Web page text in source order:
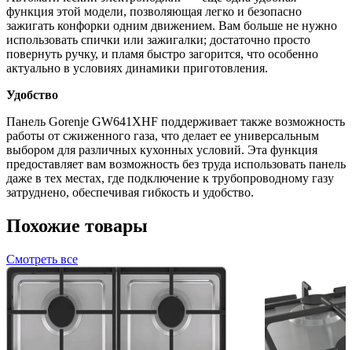
функция этой модели, позволяющая легко и безопасно
зажигать конфорки одним движением. Вам больше не нужно
использовать спички или зажигалки; достаточно просто
повернуть ручку, и пламя быстро загорится, что особенно
актуально в условиях динамики приготовления.
Удобство
Панель Gorenje GW641XHF поддерживает также возможность
работы от сжиженного газа, что делает ее универсальным
выбором для различных кухонных условий. Эта функция
предоставляет вам возможность без труда использовать панель
даже в тех местах, где подключение к трубопроводному газу
затруднено, обеспечивая гибкость и удобство.
Похожие товары
Смотреть все